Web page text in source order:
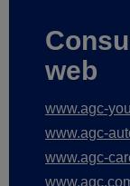
web
www.agc-
www.agc-
www.agc-